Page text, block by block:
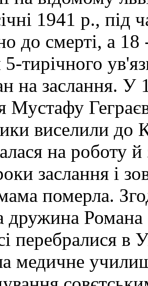
1941 р., під
до смерті, а 18
5-тирічного
на заслання.
Мустафу
виселили до
на роботу
заслання і
померла.
дружина
перебралися в
медичне